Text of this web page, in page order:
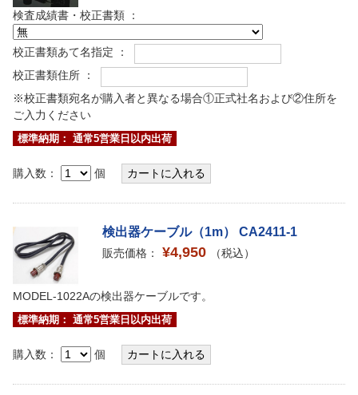
検査成績書・校正書類 ：
校正書類あて名指定 ：
校正書類住所 ：
※校正書類宛名が購入者と異なる場合①正式社名および②住所を
ご入力ください
標準納期： 通常5営業日以内出荷
購入数： 個
検出器ケーブル（1m） CA2411-1
販売価格： ¥4,950 （税込）
MODEL-1022Aの検出器ケーブルです。
標準納期： 通常5営業日以内出荷
購入数： 個